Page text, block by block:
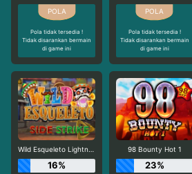
Pola tidak tersedia !
Tidak disarankan bermain
di game ini
Pola tidak tersedia !
Tidak disarankan bermain
di game ini
Wild Esqueleto Lightning Chase
16%
98 Bounty Hot 1
23%